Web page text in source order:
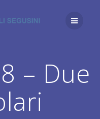
– Due